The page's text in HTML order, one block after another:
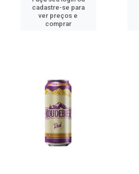
cadastre-se para
ver preços e
comprar